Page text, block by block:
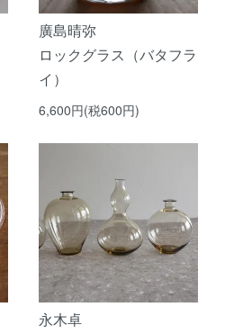
廣島晴弥
ロックグラス（バタフラ
イ）
6,600円(税600円)
永木卓